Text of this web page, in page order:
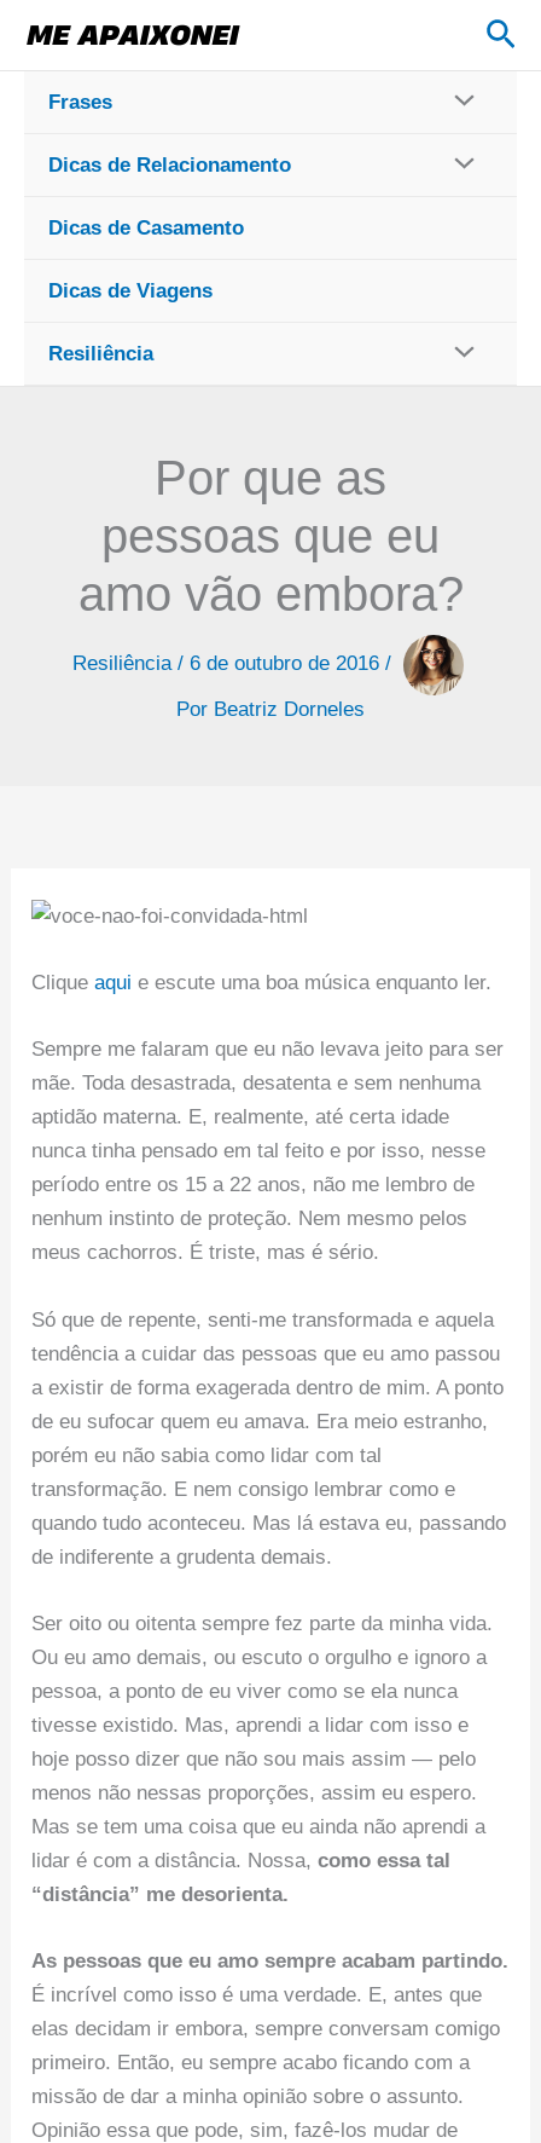
para
conteúdo
Frases
Dicas de Relacionamento
Dicas de Casamento
Dicas de Viagens
Resiliência
Por que as
pessoas que eu
amo vão embora?
Resiliência/ 6 de outubro de 2016 /
Por Beatriz Dorneles
Cliqueaqui e escute uma boa música enquanto ler.
Sempre me falaram que eu não levava jeito para ser
mãe. Toda desastrada, desatenta e sem nenhuma
aptidão materna. E, realmente, até certa idade
nunca tinha pensado em tal feito e por isso, nesse
período entre os 15 a 22 anos, não me lembro de
nenhum instinto de proteção. Nem mesmo pelos
meus cachorros. É triste, mas é sério.
Só que de repente, senti-me transformada e aquela
tendência a cuidar das pessoas que eu amo passou
a existir de forma exagerada dentro de mim. A ponto
de eu sufocar quem eu amava. Era meio estranho,
porém eu não sabia como lidar com tal
transformação. E nem consigo lembrar como e
quando tudo aconteceu. Mas lá estava eu, passando
de indiferente a grudenta demais.
Ser oito ou oitenta sempre fez parte da minha vida.
Ou eu amo demais, ou escuto o orgulho e ignoro a
pessoa, a ponto de eu viver como se ela nunca
tivesse existido. Mas, aprendi a lidar com isso e
hoje posso dizer que não sou mais assim — pelo
menos não nessas proporções, assim eu espero.
Mas se tem uma coisa que eu ainda não aprendi a
lidar é com a distância. Nossa,como essa tal
“distância” me desorienta.
As pessoas que eu amo sempre acabam partindo.
É incrível como isso é uma verdade. E, antes que
elas decidam ir embora, sempre conversam comigo
primeiro. Então, eu sempre acabo ficando com a
missão de dar a minha opinião sobre o assunto.
Opinião essa que pode, sim, fazê-los mudar de